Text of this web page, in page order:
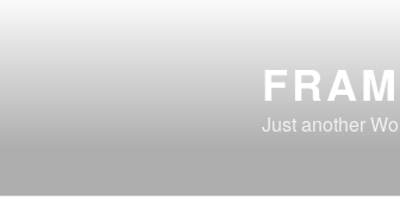
Just another